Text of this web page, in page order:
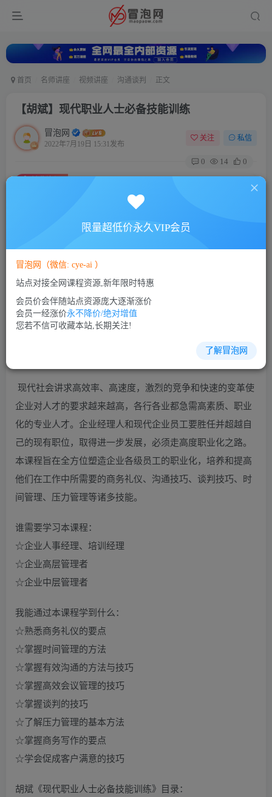
首页 名师讲座 视频讲座 沟通谈判 正文
【胡斌】现代职业人士必备技能训练
冒泡网
2022年7月19日 15:31发布
关注 私信
0 14 0
【胡斌】现代职业人士必备技能训练
此内容为付费资源，请付费后查看
5
VIP会员 免费
立即购买
您当前未登录！建议登陆后购买，可保存购买订单
现代社会讲求高效率、高速度，激烈的竞争和快速的变革使
企业对人才的要求越来越高，各行各业都急需高素质、职业
化的专业人才。企业经理人和现代企业员工要胜任并超越自
己的现有职位，取得进一步发展，必须走高度职业化之路。
本课程旨在全方位塑造企业各级员工的职业化，培养和提高
他们在工作中所需要的商务礼仪、沟通技巧、谈判技巧、时
间管理、压力管理等诸多技能。
谁需要学习本课程：
☆企业人事经理、培训经理
☆企业高层管理者
☆企业中层管理者
我能通过本课程学到什么：
☆熟悉商务礼仪的要点
☆掌握时间管理的方法
☆掌握有效沟通的方法与技巧
☆掌握高效会议管理的技巧
☆掌握谈判的技巧
☆了解压力管理的基本方法
☆掌握商务写作的要点
☆学会促成客户满意的技巧
胡斌《现代职业人士必备技能训练》目录：
限量超低价永久VIP会员
冒泡网（微信: cye-ai ）
站点对接全网课程资源,新年限时特惠
会员价会伴随站点资源庞大逐渐涨价
会员一经涨价永不降价/绝对增值
您若不信可收藏本站,长期关注!
了解冒泡网